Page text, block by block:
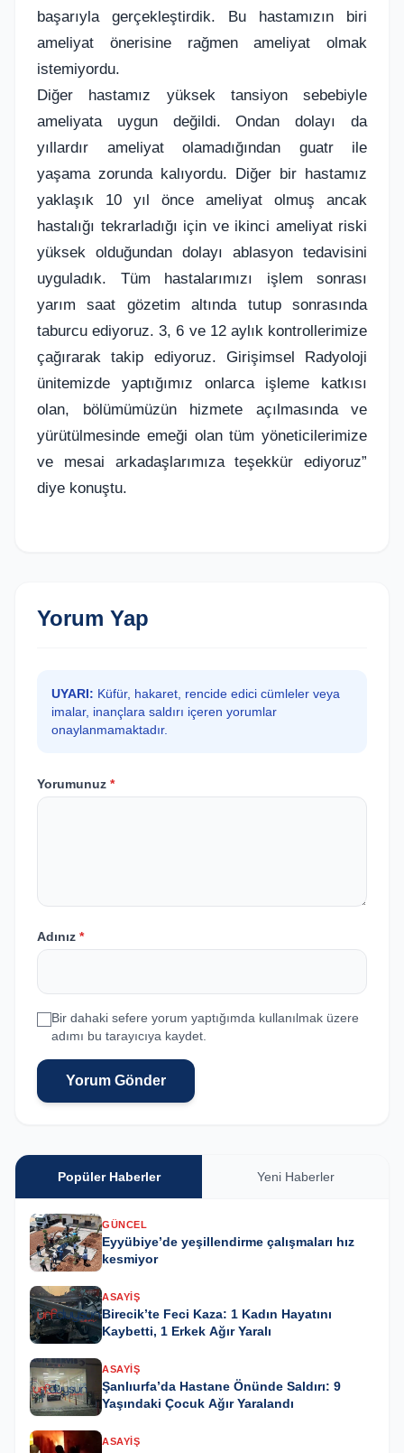
başarıyla gerçekleştirdik. Bu hastamızın biri
ameliyat önerisine rağmen ameliyat olmak
istemiyordu.
Diğer hastamız yüksek tansiyon sebebiyle
ameliyata uygun değildi. Ondan dolayı da
yıllardır ameliyat olamadığından guatr ile
yaşama zorunda kalıyordu. Diğer bir hastamız
yaklaşık 10 yıl önce ameliyat olmuş ancak
hastalığı tekrarladığı için ve ikinci ameliyat riski
yüksek olduğundan dolayı ablasyon tedavisini
uyguladık. Tüm hastalarımızı işlem sonrası
yarım saat gözetim altında tutup sonrasında
taburcu ediyoruz. 3, 6 ve 12 aylık kontrollerimize
çağırarak takip ediyoruz. Girişimsel Radyoloji
ünitemizde yaptığımız onlarca işleme katkısı
olan, bölümümüzün hizmete açılmasında ve
yürütülmesinde emeği olan tüm yöneticilerimize
ve mesai arkadaşlarımıza teşekkür ediyoruz”
diye konuştu.
Yorum Yap
UYARI: Küfür, hakaret, rencide edici cümleler veya
imalar, inançlara saldırı içeren yorumlar
onaylanmamaktadır.
Yorumunuz *
Adınız *
Bir dahaki sefere yorum yaptığımda kullanılmak üzere
adımı bu tarayıcıya kaydet.
Yorum Gönder
Popüler Haberler Yeni Haberler
GÜNCEL
Eyyübiye’de yeşillendirme çalışmaları hız
kesmiyor
ASAYIŞ
Birecik’te Feci Kaza: 1 Kadın Hayatını
Kaybetti, 1 Erkek Ağır Yaralı
ASAYIŞ
Şanlıurfa’da Hastane Önünde Saldırı: 9
Yaşındaki Çocuk Ağır Yaralandı
ASAYIŞ